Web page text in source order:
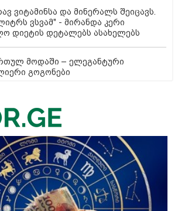
ვიტამინსა და მინერალს შეიცავს.
ვსვამ" - მირანდა კერი
დიეტის დეტალებს ასახელებს
მოდაში – ელეგანტური
გოგონები